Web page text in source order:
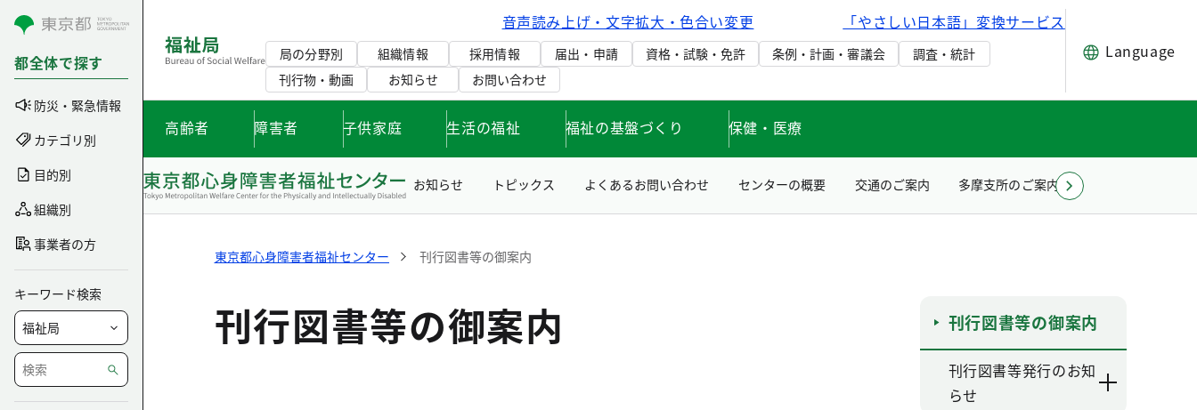
コンテンツにスキップ
都全体で探す
防災・緊急情報
カテゴリ別
目的別
組織別
事業者の方
キーワード検索
音声読み上げ・文字拡大・色合い変更 「やさしい日本語」変換サービス
局の分野別 組織情報 採用情報 届出・申請 資格・試験・免許 条例・計画・審議会
調査・統計
刊行物・動画
お知らせ お問い合わせ
Language
高齢者 障害者 子供家庭 生活の福祉 福祉の基盤づくり 保健・医療
お知らせ トピックス よくあるお問い合わせ センターの概要 交通のご案内 多摩支所のご案内
東京都心身障害者福祉センター 刊行図書等の御案内
刊行図書等の御案内 刊行図書等の御案内
刊行図書等発行のお知
らせ